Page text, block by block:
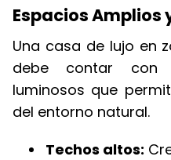
Espacios Amplios
Una casa de lujo en
debe contar con
luminosos que
del entorno natural.
Techos altos: